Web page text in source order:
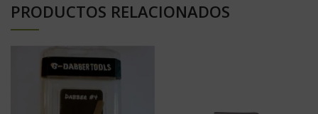
PRODUCTOS RELACIONADOS